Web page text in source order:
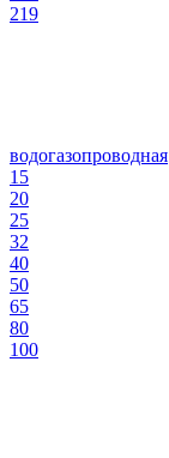
219
водогазопроводная
15
20
25
32
40
50
65
80
100